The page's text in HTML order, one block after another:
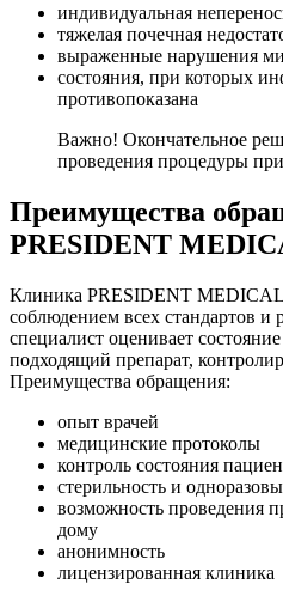
индивидуальная
тяжелая почечная
выраженные нарушения
состояния, при которых
противопоказана
Важно! Окончательное
проведения процедуры
Преимущества
PRESIDENT
Клиника PRESIDENT
соблюдением всех стандартов и
специалист оценивает
подходящий препарат,
Преимущества обращения:
опыт врачей
медицинские протоколы
контроль состояния
стерильность и
возможность проведения
дому
анонимность
лицензированная клиника